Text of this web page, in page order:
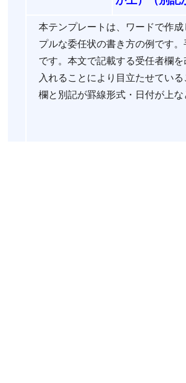
本テンプレートは、ワードで作
プルな委任状の書き方の例です
です。本文で記載する受任者欄
入れることにより目立たせてい
欄と別記が罫線形式・日付が上な